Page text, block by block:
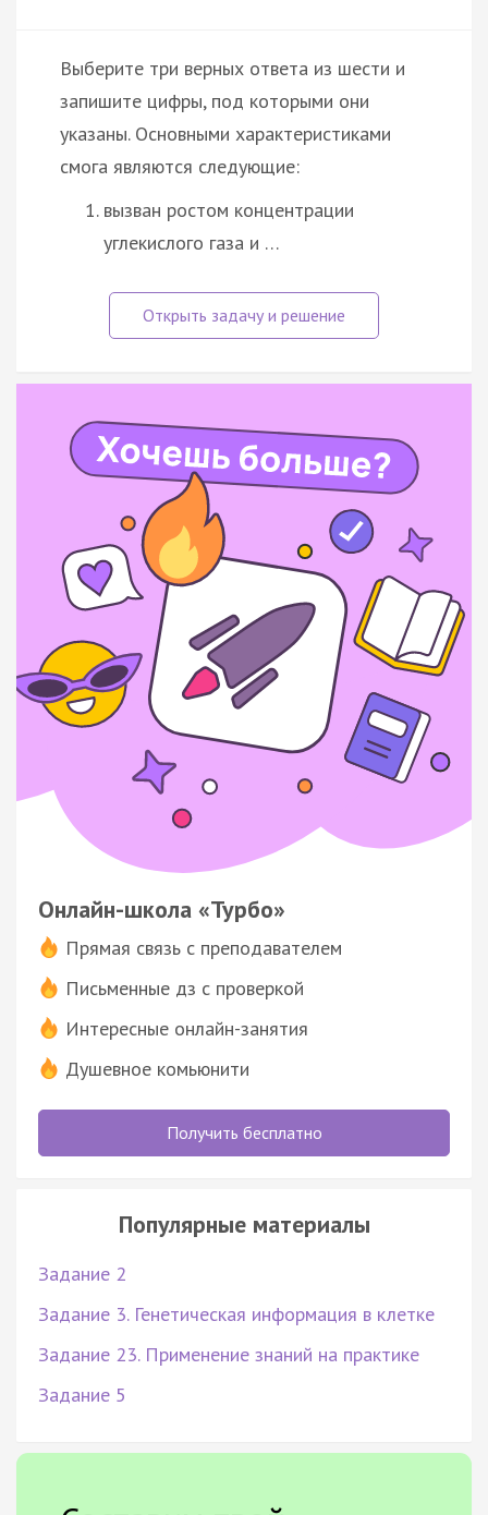
Выберите три верных ответа из шести и
запишите цифры, под которыми они
указаны. Основными характеристиками
смога являются следующие:
вызван ростом концентрации
углекислого газа и …
Онлайн-школа «Турбо»
Прямая связь с преподавателем
Письменные дз с проверкой
Интересные онлайн-занятия
Душевное комьюнити
Получить бесплатно
Популярные материалы
Задание 2
Задание 3. Генетическая информация в клетке
Задание 23. Применение знаний на практике
Задание 5